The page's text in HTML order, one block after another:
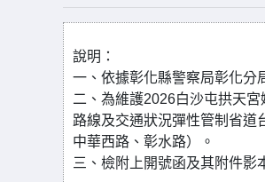
說明：
一、依據彰化縣警察局彰化分
二、為維護2026白沙屯拱天
路線及交通狀況彈性管制省道
中華西路、彰水路）。
三、檢附上開號函及其附件影